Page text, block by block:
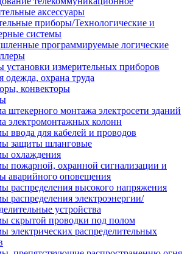
аксессуары
приборы/Технологические и
системы
программируемые логические
установки измерительных приборов
одежда, охрана труда
конвекторы
штекерного монтажа электросети зданий
электромонтажных колонн
ввода для кабелей и проводов
защиты шланговые
охлаждения
пожарной, охранной сигнализации и
аварийного оповещения
распределения высокого напряжения
распределения электроэнергии/
устройства
скрытой проводки под полом
электрических распределительных